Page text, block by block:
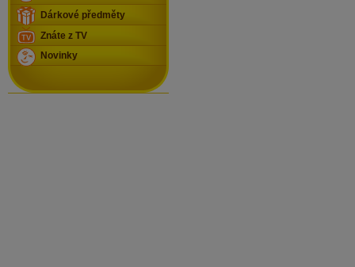
Dárkové předměty
Znáte z TV
Novinky